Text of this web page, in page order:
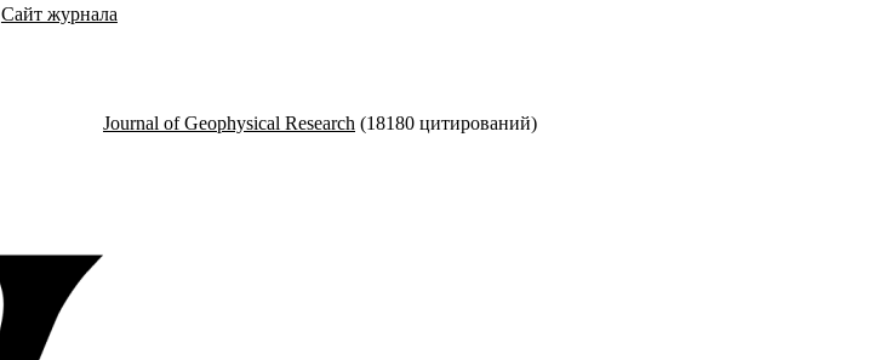
Сайт журнала
Journal of Geophysical Research (18180 цитирований)